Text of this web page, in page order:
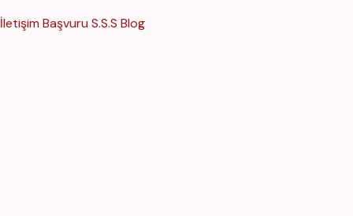
İletişim Başvuru S.S.S Blog